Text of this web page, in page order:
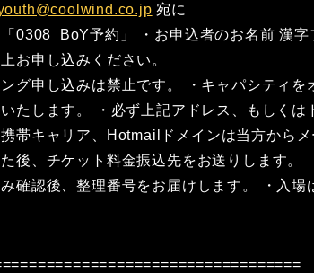
宛に
「0308 BoY予約」 ・お申込者のお名前 漢
お申し込みください。
ング申し込みは禁止です。 ・キャパシティ
たします。 ・必ず上記アドレス、もしく
帯キャリア、Hotmailドメインは当方から
後、チケット料金振込先をお送りします。
み確認後、整理番号をお届けします。 ・入場